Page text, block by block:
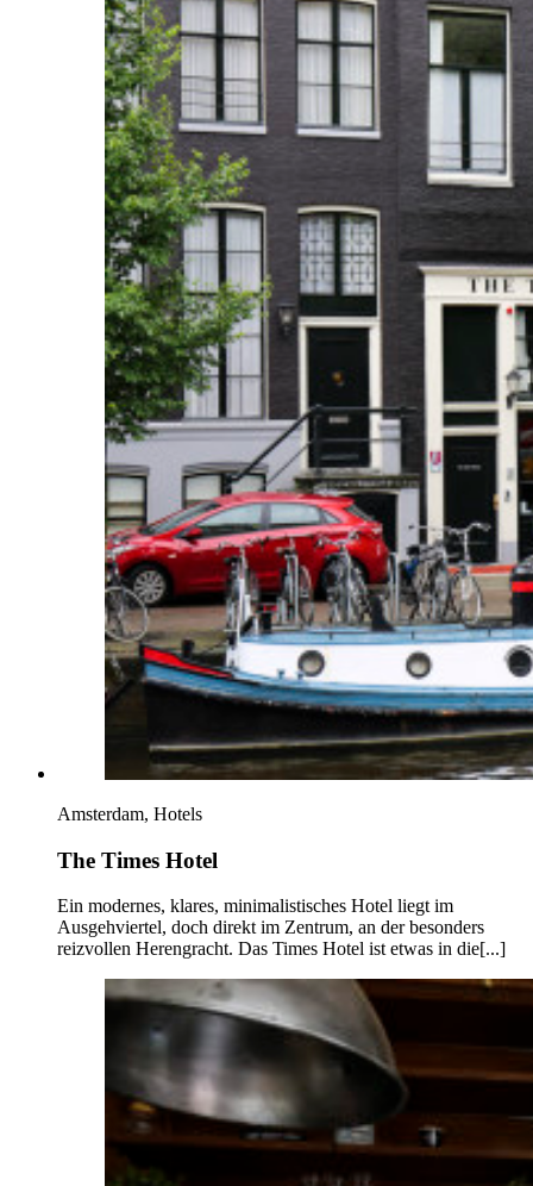
Amsterdam, Hotels
The Times Hotel
Ein modernes, klares, minimalistisches Hotel liegt im
Ausgehviertel, doch direkt im Zentrum, an der besonders
reizvollen Herengracht. Das Times Hotel ist etwas in die[...]